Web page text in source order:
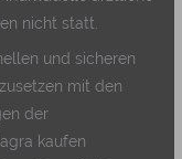
nicht statt.
und sicheren
mit den
der
kaufen